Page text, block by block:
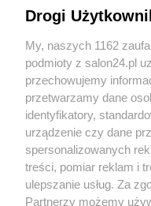
Sport
Społeczeństwo
Kultura
X Facebook
Drogi
My, naszych 1162
podmioty z salon24.pl
przechowujemy
przetwarzamy dane
identyfikatory,
urządzenie czy dane
spersonalizowanych
treści, pomiar reklam i
ulepszanie usług. Za
Partnerzy możemy